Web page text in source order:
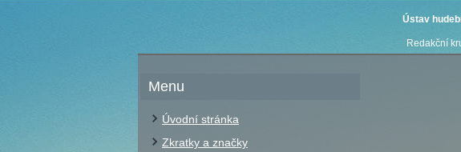
Ústav
Redakční
Menu
Úvodní stránka
Zkratky a značky